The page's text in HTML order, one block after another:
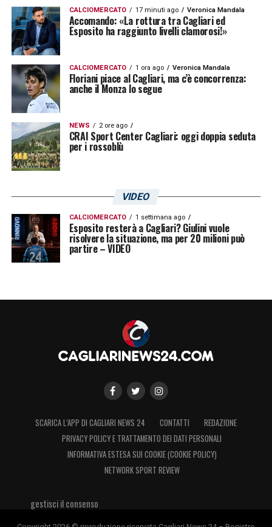
«Il gruppo mi ha accolto benissimo, c’è
grande armonia. Voglio ripagare la fiducia sul
campo».
LA PLAYLIST DELLE NOSTRE TOP NEWS
CALCIOMERCATO 17 minuti ago Veronica Mandala
Accomando: «La rottura tra Cagliari ed
Esposito ha raggiunto livelli clamorosi!»
CALCIOMERCATO 1 ora ago Veronica Mandala
Floriani piace al Cagliari, ma c’è concorrenza:
anche il Monza lo segue
NEWS 2 ore ago
CRAI Sport Center Cagliari: oggi doppia seduta
per i rossoblù
VIDEO
CALCIOMERCATO 1 settimana ago
Esposito resterà a Cagliari? Giulini vuole
risolvere la situazione, ma per 20 milioni può
partire – VIDEO
SCARICA L’APP DI CAGLIARI NEWS 24 CONTATTI
REDAZIONE
PRIVACY POLICY E TRATTAMENTO DEI DATI PERSONALI
INFORMATIVA ESTESA SUI COOKIE (COOKIE POLICY)
NETWORK SPORT REVIEW
gestisci il consenso